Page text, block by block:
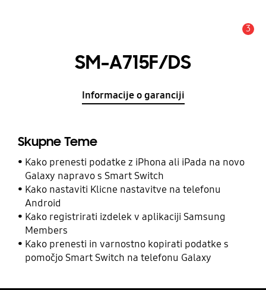
3
SM-A715F/DS
Informacije o garanciji
Skupne Teme
Kako prenesti podatke z iPhona ali iPada na novo
Galaxy napravo s Smart Switch
Kako nastaviti Klicne nastavitve na telefonu
Android
Kako registrirati izdelek v aplikaciji Samsung
Members
Kako prenesti in varnostno kopirati podatke s
pomočjo Smart Switch na telefonu Galaxy